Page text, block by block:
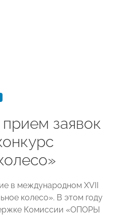
заявок
в международном XVII
колесо». В этом году
Комиссии «ОПОРЫ